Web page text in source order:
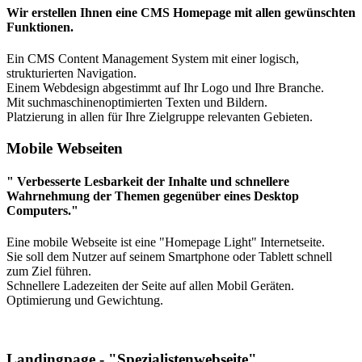
Wir erstellen Ihnen eine CMS Homepage mit allen gewünschten
Funktionen.
Ein CMS Content Management System mit einer logisch,
strukturierten Navigation.
Einem Webdesign abgestimmt auf Ihr Logo und Ihre Branche.
Mit suchmaschinenoptimierten Texten und Bildern.
Platzierung in allen für Ihre Zielgruppe relevanten Gebieten.
Mobile Webseiten
" Verbesserte Lesbarkeit der Inhalte und schnellere
Wahrnehmung der Themen gegenüber eines Desktop
Computers."
Eine mobile Webseite ist eine "Homepage Light" Internetseite.
Sie soll dem Nutzer auf seinem Smartphone oder Tablett schnell
zum Ziel führen.
Schnellere Ladezeiten der Seite auf allen Mobil Geräten.
Optimierung und Gewichtung.